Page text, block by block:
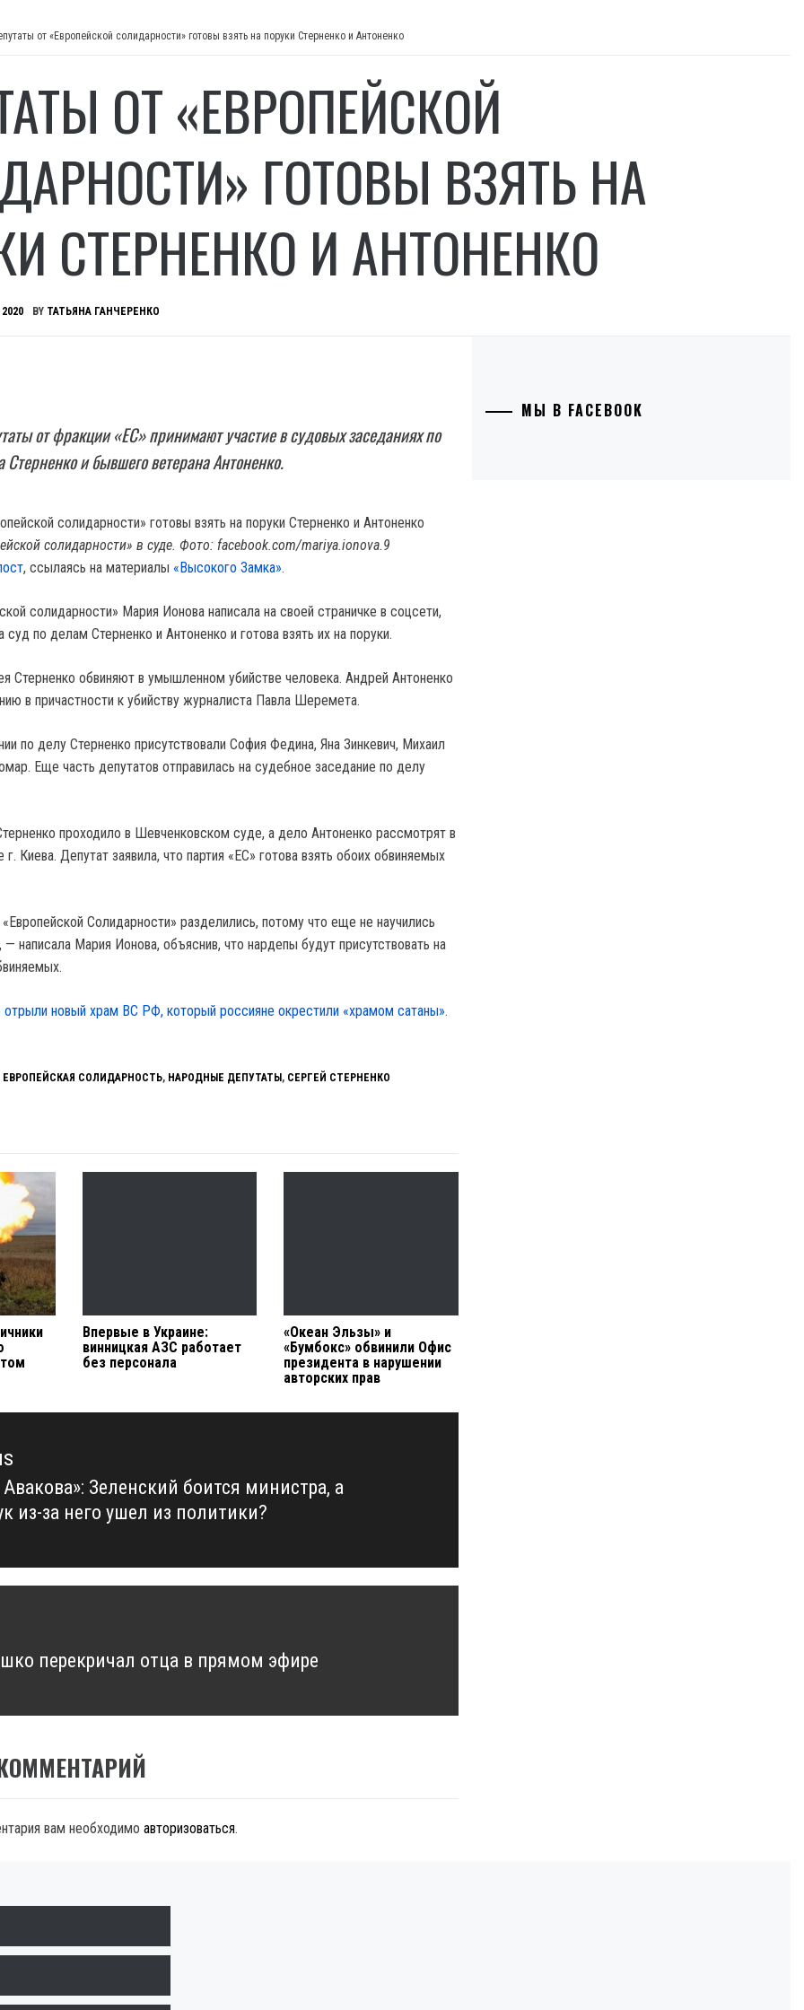
от «Европейской солидарности» готовы взять на поруки Стерненко и Антоненко
ОТ «ЕВРОПЕЙСКОЙ
ГОТОВЫ ВЗЯТЬ НА
СТЕРНЕНКО И АНТОНЕНКО
BY ТАТЬЯНА ГАНЧЕРЕНКО
от фракции «ЕС» принимают участие в судовых заседаниях по
Стерненко и бывшего ветерана Антоненко.
солидарности» в суде. Фото: facebook.com/mariya.ionova.9
, ссылаясь на материалы «Высокого Замка».
солидарности» Мария Ионова написала на своей страничке в соцсети,
суд по делам Стерненко и Антоненко и готова взять их на поруки.
Стерненко обвиняют в умышленном убийстве человека. Андрей Антоненко
в причастности к убийству журналиста Павла Шеремета.
по делу Стерненко присутствовали София Федина, Яна Зинкевич, Михаил
Еще часть депутатов отправилась на судебное заседание по делу
проходило в Шевченковском суде, а дело Антоненко рассмотрят в
Киева. Депутат заявила, что партия «ЕС» готова взять обоих обвиняемых
Солидарности» разделились, потому что еще не научились
— написала Мария Ионова, объяснив, что нардепы будут присутствовать на
новый храм ВС РФ, который россияне окрестили «храмом сатаны».
ЕВРОПЕЙСКАЯ СОЛИДАРНОСТЬ, НАРОДНЫЕ ДЕПУТАТЫ , СЕРГЕЙ СТЕРНЕНКО
Впервые в Украине:
винницкая АЗС работает
без персонала
«Океан Эльзы» и
«Бумбокс» обвинили Офис
президента в нарушении
авторских прав
Авакова»: Зеленский боится министра, а
из-за него ушел из политики?
перекричал отца в прямом эфире
вам необходимо авторизоваться.
МЫ В FACEBOOK